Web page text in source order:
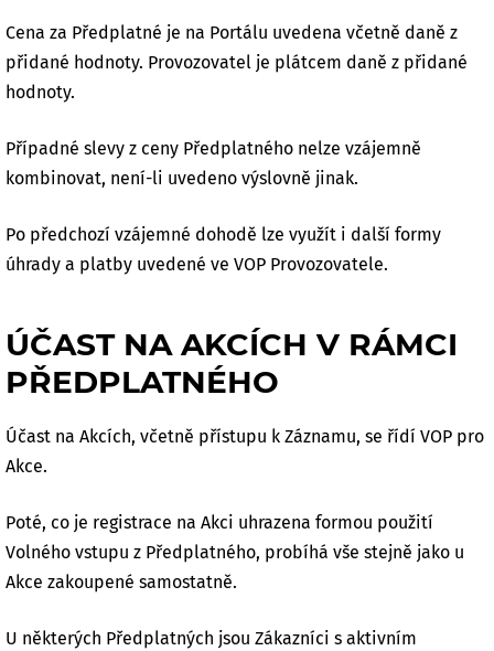
Cena za Předplatné je na Portálu uvedena včetně daně z
přidané hodnoty. Provozovatel je plátcem daně z přidané
hodnoty.
Případné slevy z ceny Předplatného nelze vzájemně
kombinovat, není-li uvedeno výslovně jinak.
Po předchozí vzájemné dohodě lze využít i další formy
úhrady a platby uvedené ve VOP Provozovatele.
ÚČAST NA AKCÍCH V RÁMCI
PŘEDPLATNÉHO
Účast na Akcích, včetně přístupu k Záznamu, se řídí VOP pro
Akce.
Poté, co je registrace na Akci uhrazena formou použití
Volného vstupu z Předplatného, probíhá vše stejně jako u
Akce zakoupené samostatně.
U některých Předplatných jsou Zákazníci s aktivním